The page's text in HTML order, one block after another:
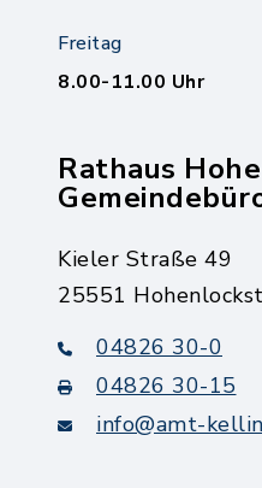
Freitag
8.00-11.00 Uhr
Rathaus
Kieler Straße 49
25551
04826 30-0
04826 30-15
info@amt-